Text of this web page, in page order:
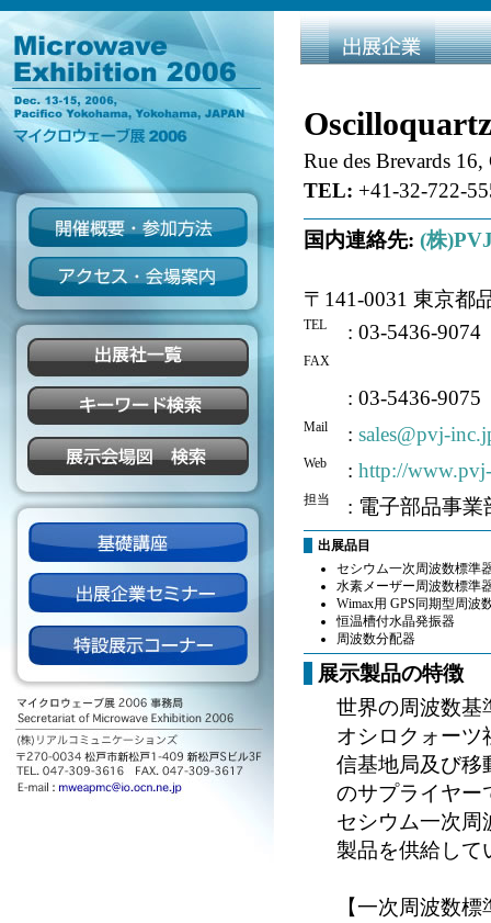
Rue des Brevards
TEL: +41-32-722-
国内連絡先: (株
〒141-0031 東京都
TEL : 03-5436-9074
FAX
: 03-5436-9075
Mail : sales@pvj-
Web : http://
担当 : 電子部品事業
出展品目
セシウム一次周波数標準
水素メーザー周波数標準
Wimax用 GPS同期型周波
恒温槽付水晶発振器
周波数分配器
展示製品の特徴
世界の周波数基
オシロクォーツ
信基地局及び移
のサプライヤー
セシウム一次周
製品を供給して
【一次周波数標